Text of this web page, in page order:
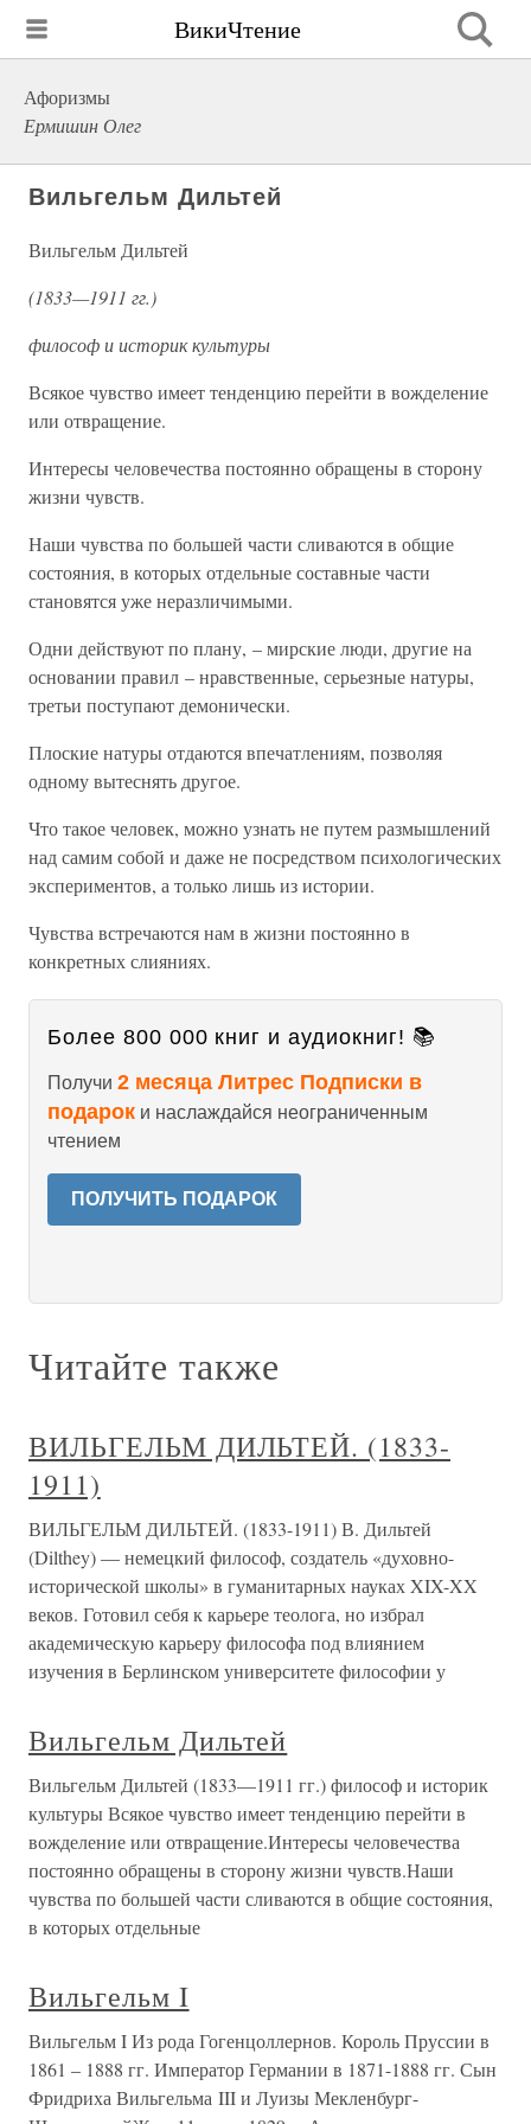
ВикиЧтение
Афоризмы
Ермишин Олег
Вильгельм Дильтей
Вильгельм Дильтей
(1833—1911 гг.)
философ и историк культуры
Всякое чувство имеет тенденцию перейти в вожделение
или отвращение.
Интересы человечества постоянно обращены в сторону
жизни чувств.
Наши чувства по большей части сливаются в общие
состояния, в которых отдельные составные части
становятся уже неразличимыми.
Одни действуют по плану, – мирские люди, другие на
основании правил – нравственные, серьезные натуры,
третьи поступают демонически.
Плоские натуры отдаются впечатлениям, позволяя
одному вытеснять другое.
Что такое человек, можно узнать не путем размышлений
над самим собой и даже не посредством психологических
экспериментов, а только лишь из истории.
Чувства встречаются нам в жизни постоянно в
конкретных слияниях.
Более 800 000 книг и аудиокниг! 📚
Получи 2 месяца Литрес Подписки в
подарок и наслаждайся неограниченным
чтением
ПОЛУЧИТЬ ПОДАРОК
Читайте также
ВИЛЬГЕЛЬМ ДИЛЬТЕЙ. (1833-
1911)
ВИЛЬГЕЛЬМ ДИЛЬТЕЙ. (1833-1911) В. Дильтей
(Dilthey) — немецкий философ, создатель «духовно-
исторической школы» в гуманитарных науках XIX-XX
веков. Готовил себя к карьере теолога, но избрал
академическую карьеру философа под влиянием
изучения в Берлинском университете философии у
Вильгельм Дильтей
Вильгельм Дильтей (1833—1911 гг.) философ и историк
культуры Всякое чувство имеет тенденцию перейти в
вожделение или отвращение.Интересы человечества
постоянно обращены в сторону жизни чувств.Наши
чувства по большей части сливаются в общие состояния,
в которых отдельные
Вильгельм I
Вильгельм I Из рода Гогенцоллернов. Король Пруссии в
1861 – 1888 гг. Император Германии в 1871-1888 гг. Сын
Фридриха Вильгельма III и Луизы Мекленбург-